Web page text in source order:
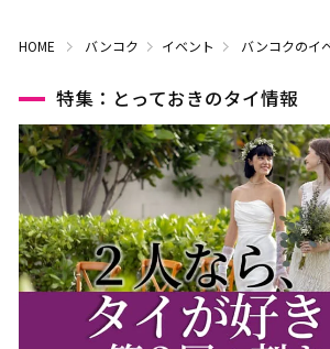
HOME バンコク イベント バンコクのイ
特集：とっておきのタイ情報